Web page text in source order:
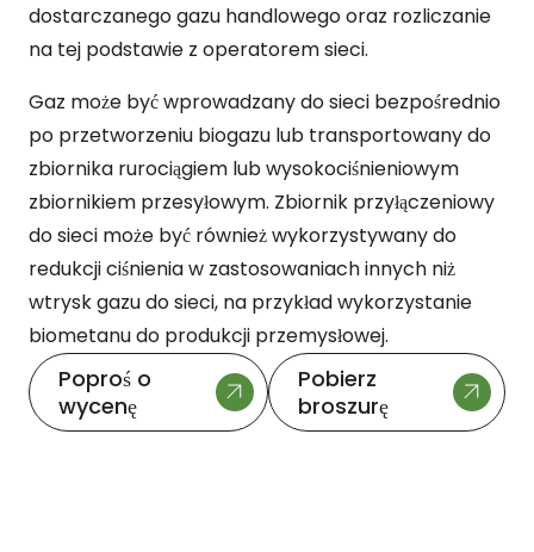
dostarczanego gazu handlowego oraz rozliczanie
na tej podstawie z operatorem sieci.
Gaz może być wprowadzany do sieci bezpośrednio
po przetworzeniu biogazu lub transportowany do
zbiornika rurociągiem lub wysokociśnieniowym
zbiornikiem przesyłowym. Zbiornik przyłączeniowy
do sieci może być również wykorzystywany do
redukcji ciśnienia w zastosowaniach innych niż
wtrysk gazu do sieci, na przykład wykorzystanie
biometanu do produkcji przemysłowej.
Poproś o
wycenę
Pobierz
broszurę